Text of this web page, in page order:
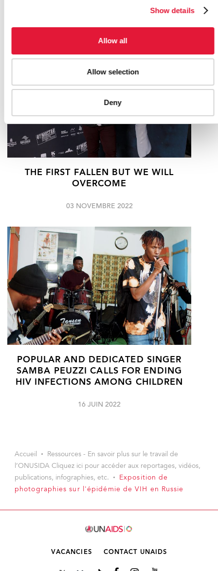
Show details
Allow all
Allow selection
Deny
THE FIRST FALLEN BUT WE WILL
OVERCOME
03 NOVEMBRE 2022
POPULAR AND DEDICATED SINGER
SAMBA PEUZZI CALLS FOR ENDING
HIV INFECTIONS AMONG CHILDREN
16 JUIN 2022
Accueil
Ressources - En savoir plus sur le travail de
l’ONUSIDA Cliquez ici pour accéder aux reportages, vidéos,
publications, infographies, etc.
Exposition de
photographies sur l'épidémie de VIH en Russie
VACANCIES CONTACT UNAIDS